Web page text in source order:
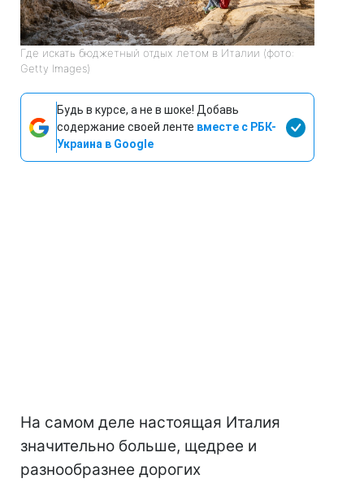
Где искать бюджетный отдых летом в Италии (фото:
Getty Images)
Будь в курсе, а не в шоке! Добавь
содержание своей ленте вместе с РБК-
Украина в Google
На самом деле настоящая Италия
значительно больше, щедрее и
разнообразнее дорогих